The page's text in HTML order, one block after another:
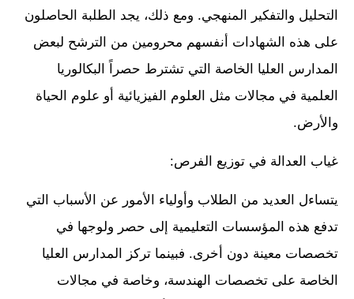
التحليل والتفكير المنهجي. ومع ذلك، يجد الطلبة الحاصلون
على هذه الشهادات أنفسهم محرومين من الترشح لبعض
المدارس العليا الخاصة التي تشترط حصراً البكالوريا
العلمية في مجالات مثل العلوم الفيزيائية أو علوم الحياة
والأرض.
غياب العدالة في توزيع الفرص:
يتساءل العديد من الطلاب وأولياء الأمور عن الأسباب التي
تدفع هذه المؤسسات التعليمية إلى حصر ولوجها في
تخصصات معينة دون أخرى. فبينما تركز المدارس العليا
الخاصة على تخصصات الهندسة، وخاصة في مجالات